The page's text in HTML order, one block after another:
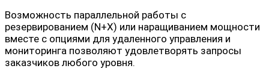
Возможность параллельной работы с
резервированием (N+X) или наращиванием мощности
вместе с опциями для удаленного управления и
мониторинга позволяют удовлетворять запросы
заказчиков любого уровня.